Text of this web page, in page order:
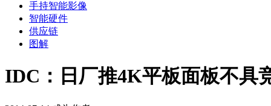
手持智能影像
智能硬件
供应链
图解
IDC：日厂推4K平板面板不具